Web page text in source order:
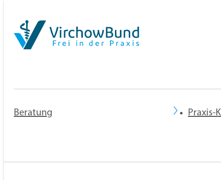
Beratung Praxis-